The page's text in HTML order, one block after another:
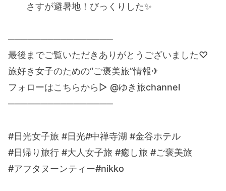
さすが避暑地！びっくりした✨
────────────────
最後までご覧いただきありがとうございました♡
旅好き女子のための“ご褒美旅”情報✈︎
フォローはこちらから▷ @ゆき旅channel
────────────────
#日光女子旅 #日光#中禅寺湖 #金谷ホテル
#日帰り旅行 #大人女子旅 #癒し旅 #ご褒美旅
#アフタヌーンティー#nikko